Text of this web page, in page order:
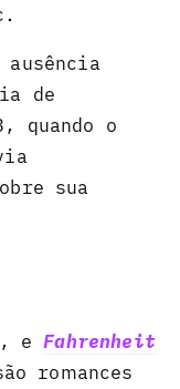
de
quando o
sua
eFahrenheit
romances